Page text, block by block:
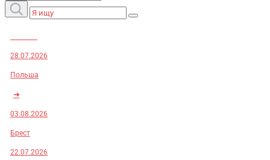
28.07.2026
Польша
➜
03.08.2026
Брест
22.07.2026